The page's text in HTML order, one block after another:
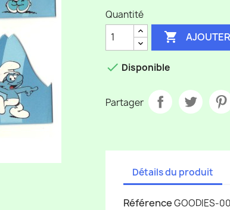
Quantité

 Disponible
Partager
Détails du produit
RéférenceGOODIES-